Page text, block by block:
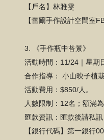
【戶名】林雅雯
【蕾爾手作設計空間室FB
3.
《手作瓶中苔景》
活動時間：11/24｜星期
合作指導： 小山映子植
活動費用：$850/人。
人數限制：12名；額滿為
匯款資訊：匯款後請私
【銀行代碼】第一銀行